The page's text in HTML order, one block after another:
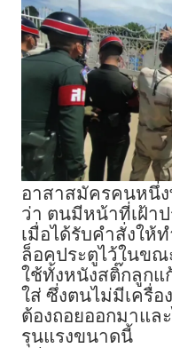
อาสาสมัครคนหนึ่
ว่า ตนมีหน้าที่เฝ้า
เมื่อได้รับคำสั่งให้
ล็อคประตูไว้ในข
ใช้ทั้งหนังสติ๊กลูกแ
ใส่ ซึ่งตนไม่มีเครื่อ
ต้องถอยออกมาแล
รุนแรงขนาดนี้